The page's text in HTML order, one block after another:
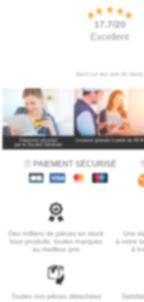
Paiement sécurisé
par la Société Générale
Livraison gratuite à partir de 49 €*
PAIEMENT SÉCURISÉ
Des milliers de pièces en stock
tous produits, toutes marques
au meilleur prix
Une
à votre
à
Toutes nos pièces détachées